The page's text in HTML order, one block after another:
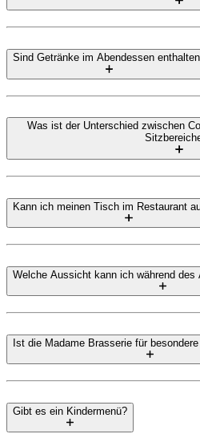
Sind Getränke im Abendessen
Was ist der Unterschied zwischen
Kann ich meinen Tisch im Restaurant
Welche Aussicht kann ich während des
Ist die Madame Brasserie für
Gibt es ein Kindermenü?